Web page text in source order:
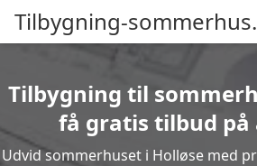
Tilbygning-
Tilbygning til
få gratis tilbud på
Udvid sommerhuset i Holløse med